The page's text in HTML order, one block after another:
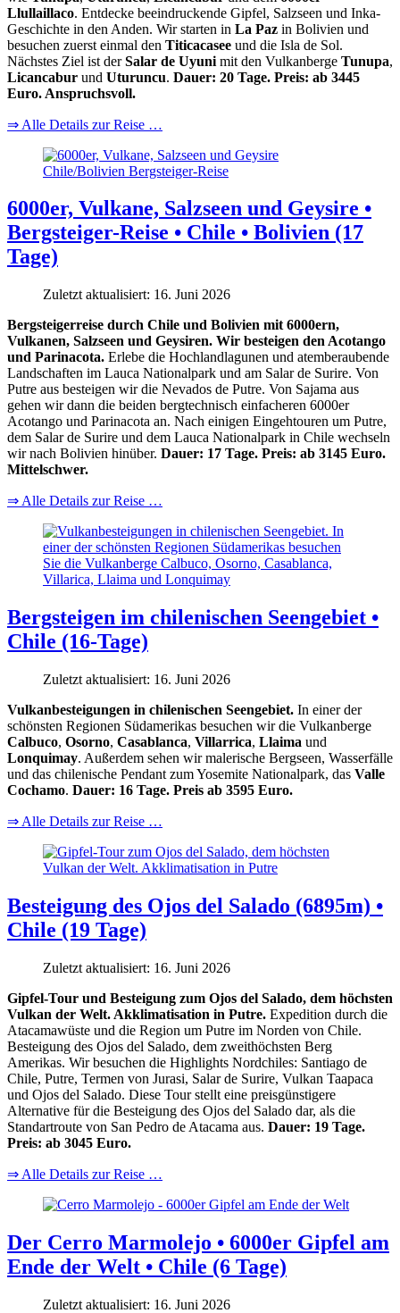
Llullaillaco. Entdecke beeindruckende Gipfel, Salzseen und Inka-
Geschichte in den Anden. Wir starten in La Paz in Bolivien und
besuchen zuerst einmal den Titicacasee und die Isla de Sol.
Nächstes Ziel ist derSalar de Uyuni mit den Vulkanberge Tunupa,
Licancabur und Uturuncu. Dauer: 20 Tage. Preis: ab 3445
Euro. Anspruchsvoll.
⇒ Alle Details zur Reise …
6000er, Vulkane, Salzseen und Geysire •
Bergsteiger-Reise • Chile • Bolivien (17
Tage)
Zuletzt aktualisiert: 16. Juni 2026
Bergsteigerreise durch Chile und Bolivien mit 6000ern,
Vulkanen, Salzseen und Geysiren. Wir besteigen den Acotango
und Parinacota. Erlebe die Hochlandlagunen und atemberaubende
Landschaften im Lauca Nationalpark und am Salar de Surire. Von
Putre aus besteigen wir die Nevados de Putre. Von Sajama aus
gehen wir dann die beiden bergtechnisch einfacheren 6000er
Acotango und Parinacota an. Nach einigen Eingehtouren um Putre,
dem Salar de Surire und dem Lauca Nationalpark in Chile wechseln
wir nach Bolivien hinüber. Dauer: 17 Tage. Preis: ab 3145 Euro.
Mittelschwer.
⇒ Alle Details zur Reise …
Bergsteigen im chilenischen Seengebiet •
Chile (16-Tage)
Zuletzt aktualisiert: 16. Juni 2026
Vulkanbesteigungen in chilenischen Seengebiet. In einer der
schönsten Regionen Südamerikas besuchen wir die Vulkanberge
Calbuco, Osorno, Casablanca, Villarrica, Llaima und
Lonquimay. Außerdem sehen wir malerische Bergseen, Wasserfälle
und das chilenische Pendant zum Yosemite Nationalpark, das Valle
Cochamo. Dauer: 16 Tage. Preis ab 3595 Euro.
⇒ Alle Details zur Reise …
Besteigung des Ojos del Salado (6895m) •
Chile (19 Tage)
Zuletzt aktualisiert: 16. Juni 2026
Gipfel-Tour und Besteigung zum Ojos del Salado, dem höchsten
Vulkan der Welt. Akklimatisation in Putre. Expedition durch die
Atacamawüste und die Region um Putre im Norden von Chile.
Besteigung des Ojos del Salado, dem zweithöchsten Berg
Amerikas. Wir besuchen die Highlights Nordchiles: Santiago de
Chile, Putre, Termen von Jurasi, Salar de Surire, Vulkan Taapaca
und Ojos del Salado. Diese Tour stellt eine preisgünstigere
Alternative für die Besteigung des Ojos del Salado dar, als die
Standartroute von San Pedro de Atacama aus. Dauer: 19 Tage.
Preis: ab 3045 Euro.
⇒ Alle Details zur Reise …
Der Cerro Marmolejo • 6000er Gipfel am
Ende der Welt • Chile (6 Tage)
Zuletzt aktualisiert: 16. Juni 2026